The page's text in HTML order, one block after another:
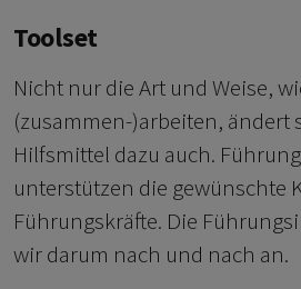
Toolset
Nicht nur die Art und Weise,
(zusammen-)arbeiten, ändert
Hilfsmittel dazu auch.
unterstützen die gewünschte
Führungskräfte. Die
wir darum nach und nach an.